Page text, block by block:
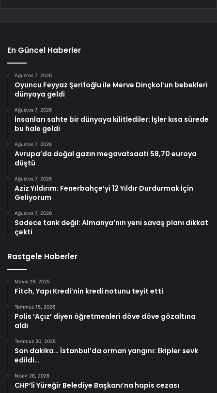
En Güncel Haberler
Ağustos 7, 2026
Oyuncu Feyyaz Şerifoğlu ile Merve Dinçkol’un bebekleri
dünyaya geldi
Ağustos 7, 2026
İnsanları sahte bir dünyaya kilitlediler: İşler kısa sürede
bu hale geldi
Ağustos 7, 2026
Avrupa’da doğal gazın megavatsaati 58,70 euroya
düştü
Ağustos 7, 2026
Aziz Yıldırım: Fenerbahçe’yi 12 Yıldır Durdurmak İçin
Geliyorum
Ağustos 7, 2026
Sadece tank değil: Almanya’nın yeni savaş planı dikkat
çekti
Rastgele Haberler
Mayıs 29, 2025
Fitch, Yapı Kredi’nin kredi notunu teyit etti
Temmuz 15, 2026
Polis ‘Açız’ diyen öğretmenleri döve döve gözaltına
aldı
Temmuz 30, 2025
Son dakika… İstanbul’da orman yangını: Ekipler sevk
edildi…
Nisan 28, 2026
CHP’li Yüreğir Belediye Başkanı’na hapis cezası